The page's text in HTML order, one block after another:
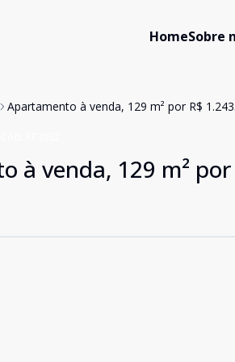
HomeSobre
Apartamento à venda, 129 m² por R$
à venda, 129 m²